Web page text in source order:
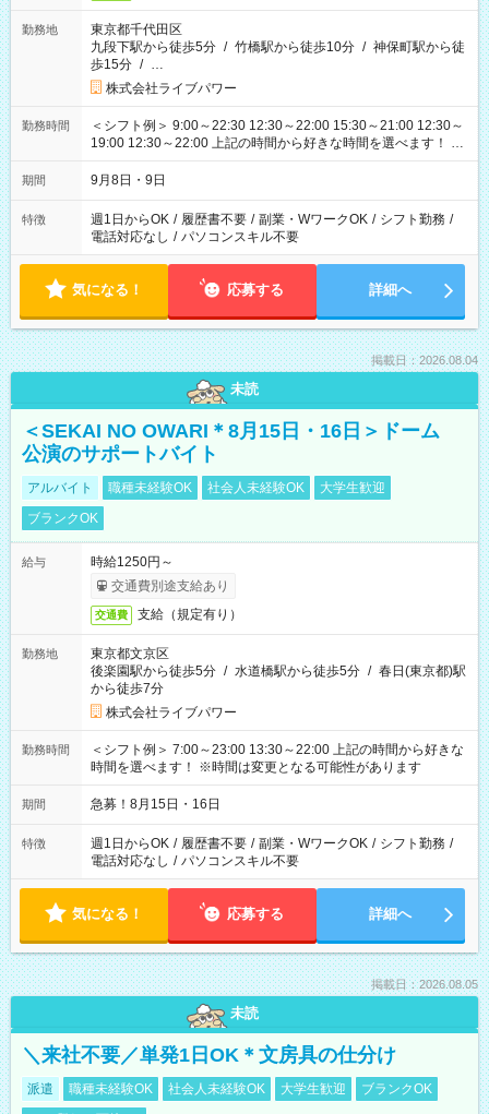
勤務地
東京都千代田区
九段下駅から徒歩5分 / 竹橋駅から徒歩10分 / 神保町駅から徒
歩15分 / …
株式会社ライブパワー
勤務時間
＜シフト例＞ 9:00～22:30 12:30～22:00 15:30～21:00 12:30～
19:00 12:30～22:00 上記の時間から好きな時間を選べます！ ※
時間は変更となる可能性があります
期間 9月8日・9日
特徴 週1日からOK / 履歴書不要 / 副業・WワークOK / シフト勤務 /
電話対応なし / パソコンスキル不要
気になる！ 応募する 詳細へ
掲載日：2026.08.04
未読
＜SEKAI NO OWARI＊8月15日・16日＞ドーム
公演のサポートバイト
アルバイト 職種未経験OK 社会人未経験OK
大学生歓迎
ブランクOK
給与
時給1250円～
交通費別途支給あり
交通費 支給（規定有り）
勤務地
東京都文京区
後楽園駅から徒歩5分 / 水道橋駅から徒歩5分 / 春日(東京都)駅
から徒歩7分
株式会社ライブパワー
勤務時間
＜シフト例＞ 7:00～23:00 13:30～22:00 上記の時間から好きな
時間を選べます！ ※時間は変更となる可能性があります
期間 急募！8月15日・16日
特徴 週1日からOK / 履歴書不要 / 副業・WワークOK / シフト勤務 /
電話対応なし / パソコンスキル不要
気になる！ 応募する 詳細へ
掲載日：2026.08.05
未読
＼来社不要／単発1日OK＊文房具の仕分け
派遣 職種未経験OK 社会人未経験OK 大学生歓迎
ブランクOK